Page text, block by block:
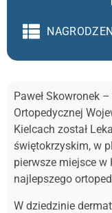
Paweł Skowronek
Ortopedycznej
Kielcach został
świętokrzyskim, w
pierwsze miejsce w
najlepszego
W dziedzinie